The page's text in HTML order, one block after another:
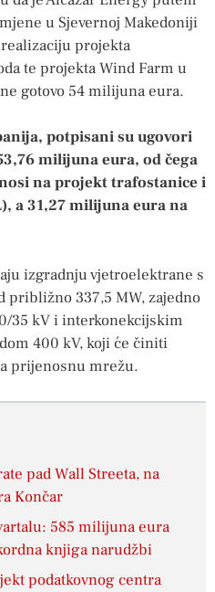
u Sjevernoj Makedoniji
projekta
te projekta Wind Farm u
gotovo 54 milijuna eura.
potpisani su ugovori
milijuna eura, od čega
na projekt trafostanice i
a 31,27 milijuna eura na
izgradnju vjetroelektrane s
337,5 MW, zajedno
35 kV i interkonekcijskim
400 kV, koji će činiti
prijenosnu mrežu.
pad Wall Streeta, na
Končar
585 milijuna eura
knjiga narudžbi
podatkovnog centra